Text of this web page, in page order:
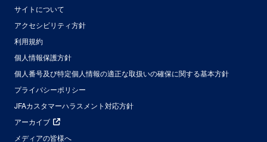
サイトについて
アクセシビリティ方針
利用規約
個人情報保護方針
個人番号及び特定個人情報の適正な取扱いの確保に関する基本方針
プライバシーポリシー
JFAカスタマーハラスメント対応方針
アーカイブ
メディアの皆様へ